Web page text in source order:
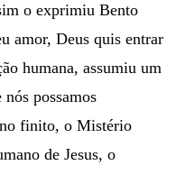
o exprimiu Bento
amor, Deus quis entrar
humana, assumiu um
possamos
finito, o Mistério
de Jesus, o